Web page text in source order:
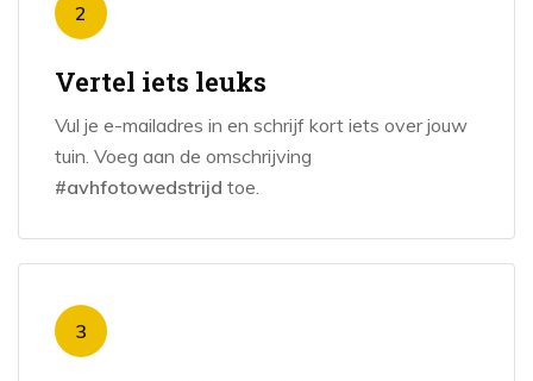
2
Vertel iets leuks
Vul je e-mailadres in en schrijf kort iets over jouw
tuin. Voeg aan de omschrijving
#avhfotowedstrijd toe.
3